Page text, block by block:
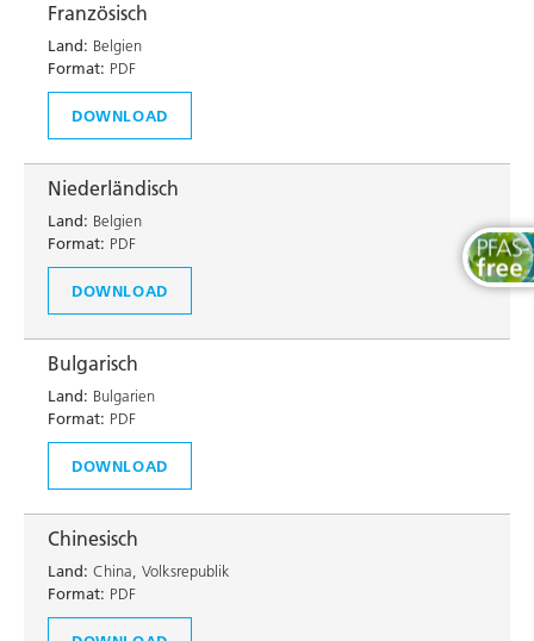
Französisch
Land: Belgien
Format: PDF
DOWNLOAD
Niederländisch
Land: Belgien
Format: PDF
DOWNLOAD
Bulgarisch
Land: Bulgarien
Format: PDF
DOWNLOAD
Chinesisch
Land: China, Volksrepublik
Format: PDF